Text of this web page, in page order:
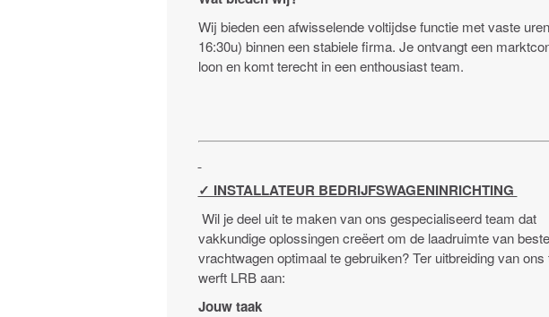
Wij bieden een afwisselende voltijdse functie met vaste
16:30u) binnen een stabiele firma. Je ontvangt een
loon en komt terecht in een enthousiast team.
✓ INSTALLATEUR BEDRIJFSWAGENINRICHTING
Wil je deel uit te maken van ons gespecialiseerd team dat
vakkundige oplossingen creëert om de laadruimte van
vrachtwagen optimaal te gebruiken? Ter uitbreiding van ons
werft LRB aan:
Jouw taak